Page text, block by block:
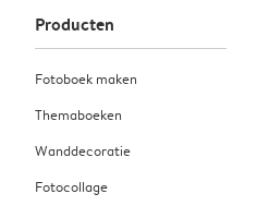
Producten
Fotoboek maken
Themaboeken
Wanddecoratie
Fotocollage